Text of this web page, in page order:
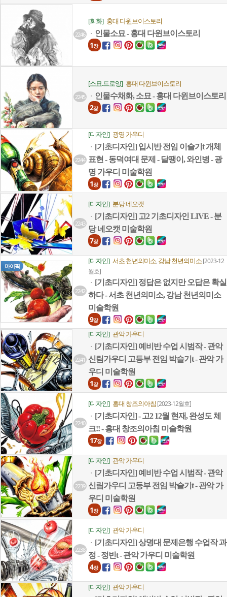
2246
[회화] 홍대 다윈브이스토리
ㆍ 인물소묘 - 홍대 다윈브이스토리
1장
2245
[소묘.드로잉] 홍대 다윈브이스토리
ㆍ 인물수채화, 소묘 - 홍대 다윈브이스토리
2장
2244
[디자인] 광명 가우디
ㆍ [기초디자인] 입시반 전임 이슬기t 개체
표현 - 동덕여대 문제 - 달팽이, 와인병 - 광
명 가우디 미술학원
1장
2243
[디자인] 분당 네오캣
ㆍ [기초디자인] 고2 기초디자인 LIVE - 분
당 네오캣 미술학원
7장
마이픽
2242
[디자인] 서초 천년의미소,강남 천년의미소[2023-12
월호]
ㆍ [기초디자인] 정답은 없지만 오답은 확실
하다 - 서초 천년의미소, 강남 천년의미소
미술학원
9장
2241
[디자인] 관악 가우디
ㆍ [기초디자인] 예비반 수업 시범작 - 관악
신림가우디 고등부 전임 박슬기t - 관악 가
우디 미술학원
1장
2240
[디자인] 홍대 창조의아침 [2023-12월호]
ㆍ [기초디자인] - 고2 12월 현재, 완성도 체
크!! - 홍대 창조의아침 미술학원
17장
2239
[디자인] 관악 가우디
ㆍ [기초디자인] 예비반 수업 시범작 - 관악
신림가우디 고등부 전임 박슬기t - 관악 가
우디 미술학원
1장
2238
[디자인] 관악 가우디
ㆍ [기초디자인] 상명대 문제은행 수업작 과
정 - 정빈t - 관악 가우디 미술학원
4장
[디자인] 관악 가우디